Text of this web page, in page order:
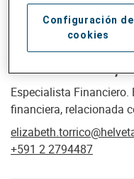
Elizabeth Torrico,
Especialista
financiera, relacionada
+591 2 2794487
Configuración de
cookies